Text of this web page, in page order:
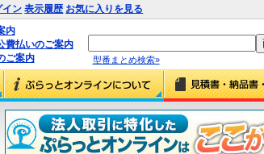
イン 表示履歴 お気に入りを見る
内
費払いのご案内
ご案内
型番まとめ検索»